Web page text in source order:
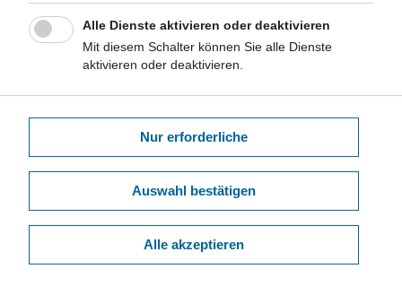
Anwendungssicherheit und Sozialpharmazie
Sicherheit bei der Anwendung von Arzneimitteln und
Optimierung des Umgangs mit ihnen sind die erklärten
Ziele. Amtsapothekerinnen und Amtsapotheker werden
beraten und in ihrer Arbeit unterstützt. Darüber hinaus
werden auch Themen wie Arzneimittelnebenwirkungen
und -wechselwirkungen (Pharmakovigilanz), sowie
Alle Dienste aktivieren oder deaktivieren
Mit diesem Schalter können Sie alle Dienste
aktivieren oder deaktivieren.
Nur erforderliche
Auswahl bestätigen
Alle akzeptieren